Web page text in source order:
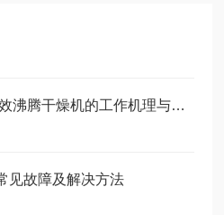
以“沸腾”换“高效”——高效沸腾干燥机的工作机理与应用图谱
见故障及解决方法